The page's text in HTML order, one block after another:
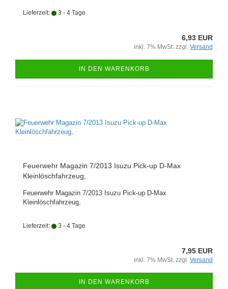
Lieferzeit: 3 - 4 Tage
6,93 EUR
inkl. 7% MwSt. zzgl. Versand
IN DEN WARENKORB
Feuerwehr Magazin 7/2013 Isuzu Pick-up D-Max
Kleinlöschfahrzeug,
Feuerwehr Magazin 7/2013 Isuzu Pick-up D-Max
Kleinlöschfahrzeug,
Lieferzeit: 3 - 4 Tage
7,95 EUR
inkl. 7% MwSt. zzgl. Versand
IN DEN WARENKORB